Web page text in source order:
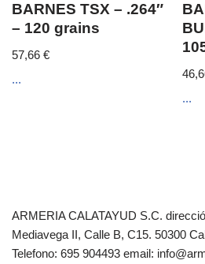
BARNES TSX – .264″
– 120 grains
57,66 €
...
...
ARMERIA CALATAYUD S.C.
Mediavega II, Calle B, C15. 50300
Telefono: 695 904493 email: